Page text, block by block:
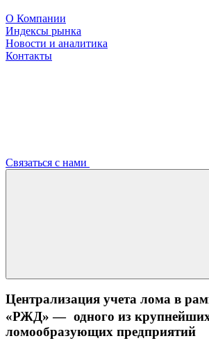
О Компании
Индексы рынка
Новости и аналитика
Контакты
Связаться с нами
Централизация учета лома в
«РЖД» — одного из
ломообразующих предприятий